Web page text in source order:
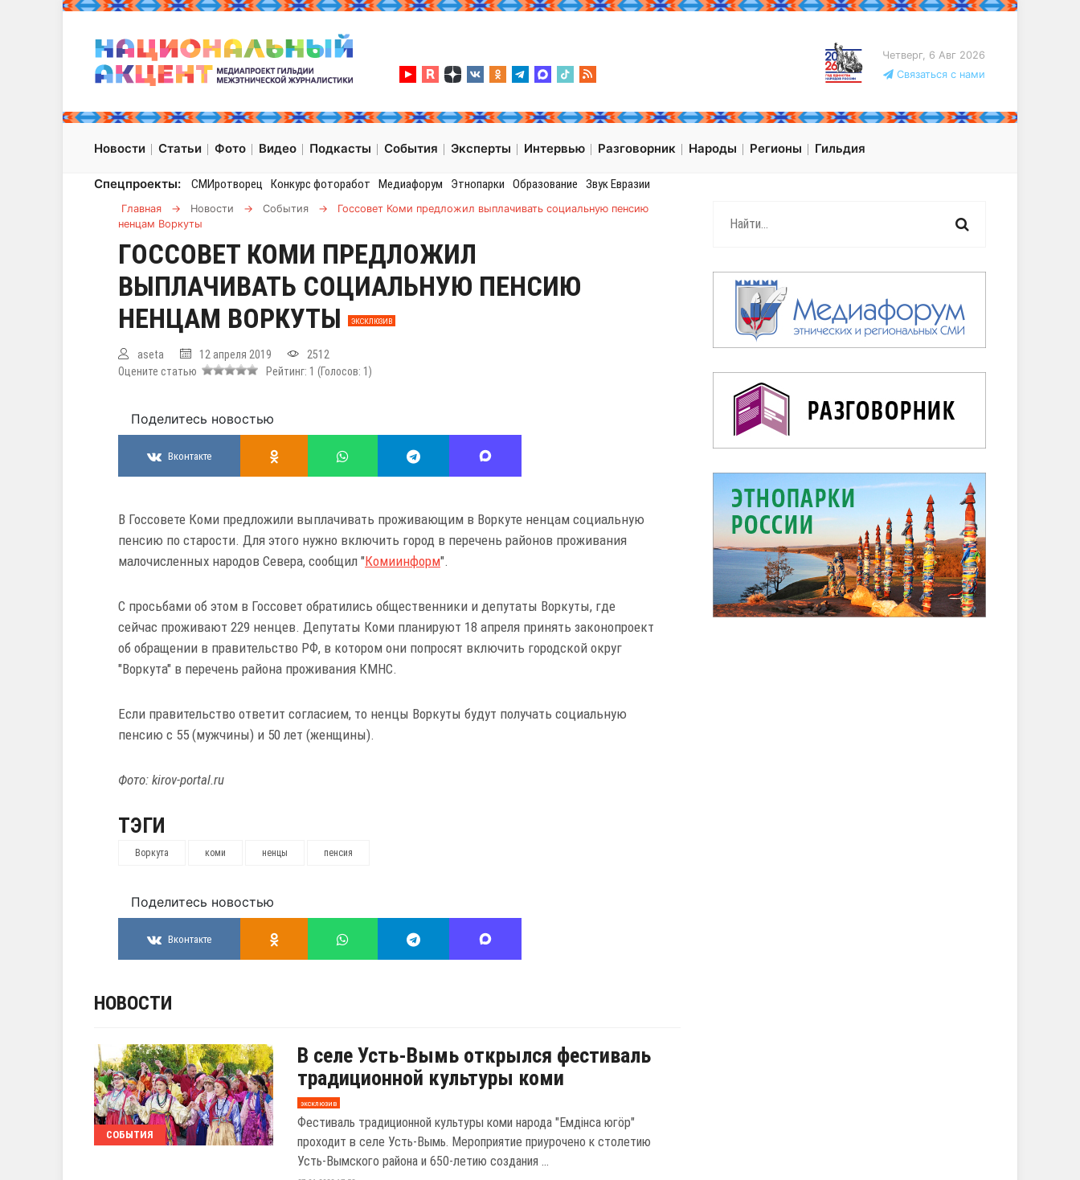
Четверг, 6 Авг 2026
Связаться с нами
Новости Статьи Фото Видео Подкасты События Эксперты Интервью Разговорник Народы Регионы Гильдия
Спецпроекты: СМИротворец Конкурс фоторабот Медиафорум Этнопарки Образование Звук Евразии
Главная → Новости → События →
Госсовет Коми предложил выплачивать социальную пенсию
ненцам Воркуты
ГОССОВЕТ КОМИ ПРЕДЛОЖИЛ
ВЫПЛАЧИВАТЬ СОЦИАЛЬНУЮ ПЕНСИЮ
НЕНЦАМ ВОРКУТЫ
ЭКСКЛЮЗИВ
aseta 12 апреля 2019
2512
Оцените статью
Рейтинг: 1 (Голосов: 1 )
Поделитесь новостью
Вконтакте
В Госсовете Коми предложили выплачивать проживающим в Воркуте ненцам социальную
пенсию по старости. Для этого нужно включить город в перечень районов проживания
малочисленных народов Севера, сообщил "Комиинформ".
С просьбами об этом в Госсовет обратились общественники и депутаты Воркуты, где
сейчас проживают 229 ненцев. Депутаты Коми планируют 18 апреля принять законопроект
об обращении в правительство РФ, в котором они попросят включить городской округ
"Воркута" в перечень района проживания КМНС.
Если правительство ответит согласием, то ненцы Воркуты будут получать социальную
пенсию с 55 (мужчины) и 50 лет (женщины).
Фото: kirov-portal.ru
ТЭГИ
Воркута коми ненцы пенсия
Поделитесь новостью
Вконтакте
НОВОСТИ
СОБЫТИЯ
В селе Усть-Вымь открылся фестиваль
традиционной культуры коми
эксклюзив
Фестиваль традиционной культуры коми народа "Емдiнса югöр"
проходит в селе Усть-Вымь. Мероприятие приурочено к столетию
Усть-Вымского района и 650-летию создания ...